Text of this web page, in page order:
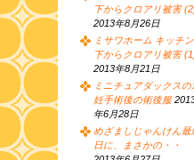
下からクロアリ被害
2013年8月26日
ミサワホーム キッチ
下からクロアリ被害
2013年8月21日
ミニチュアダックスの
妊手術後の術後服
年6月28日
めざましじゃんけん最
日に、まさかの・・